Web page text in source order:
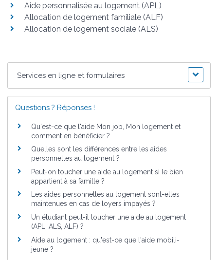
Aide personnalisée au logement (APL)
Allocation de logement familiale (ALF)
Allocation de logement sociale (ALS)
Services en ligne et formulaires
Questions ? Réponses !
Qu'est-ce que l'aide Mon job, Mon logement et
comment en bénéficier ?
Quelles sont les différences entre les aides
personnelles au logement ?
Peut-on toucher une aide au logement si le bien
appartient à sa famille ?
Les aides personnelles au logement sont-elles
maintenues en cas de loyers impayés ?
Un étudiant peut-il toucher une aide au logement
(APL, ALS, ALF) ?
Aide au logement : qu'est-ce que l'aide mobili-
jeune ?